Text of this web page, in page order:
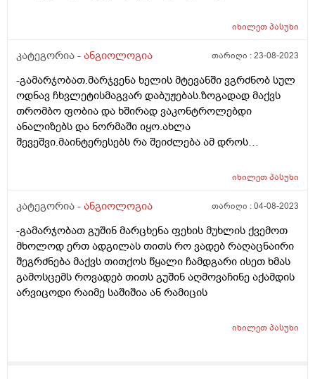
იხილეთპასუხი
კატეგორია - ანგიოლოგია თარიღი :23-08-2023
-გამარჯობათ.მარჯვენა ხელის მტევანში ვგრძნობ სულ
ოდნავ ჩხვლეტისმაგვარ დაბუჟებას.ზოგადად მაქვს
თრომბო ფობია და ხშირად ვაკონტროლებდი
ანალიზებს და ნორმაში იყო.ახლა
შევეშვი.მაინტერესებს რა შეიძლება ამ დროს
იხილეთპასუხი
კატეგორია - ანგიოლოგია თარიღი :04-08-2023
-გამარჯობათ გუშინ მარცხენა ფეხის მუხლის ქვემოთ
მხოლოდ ერთ ადგილას თითს რო ვადებ რაღაცნაირი
შეგრძნება მაქვს თითქოს წყალი ჩამდგარი ისეთ ხმას
გამოსცემს როვადებ თითს გუშინ აღმოვაჩინე აქამდის
არვიცოდი რაიმე საშიშია ან რამიცის
იხილეთპასუხი